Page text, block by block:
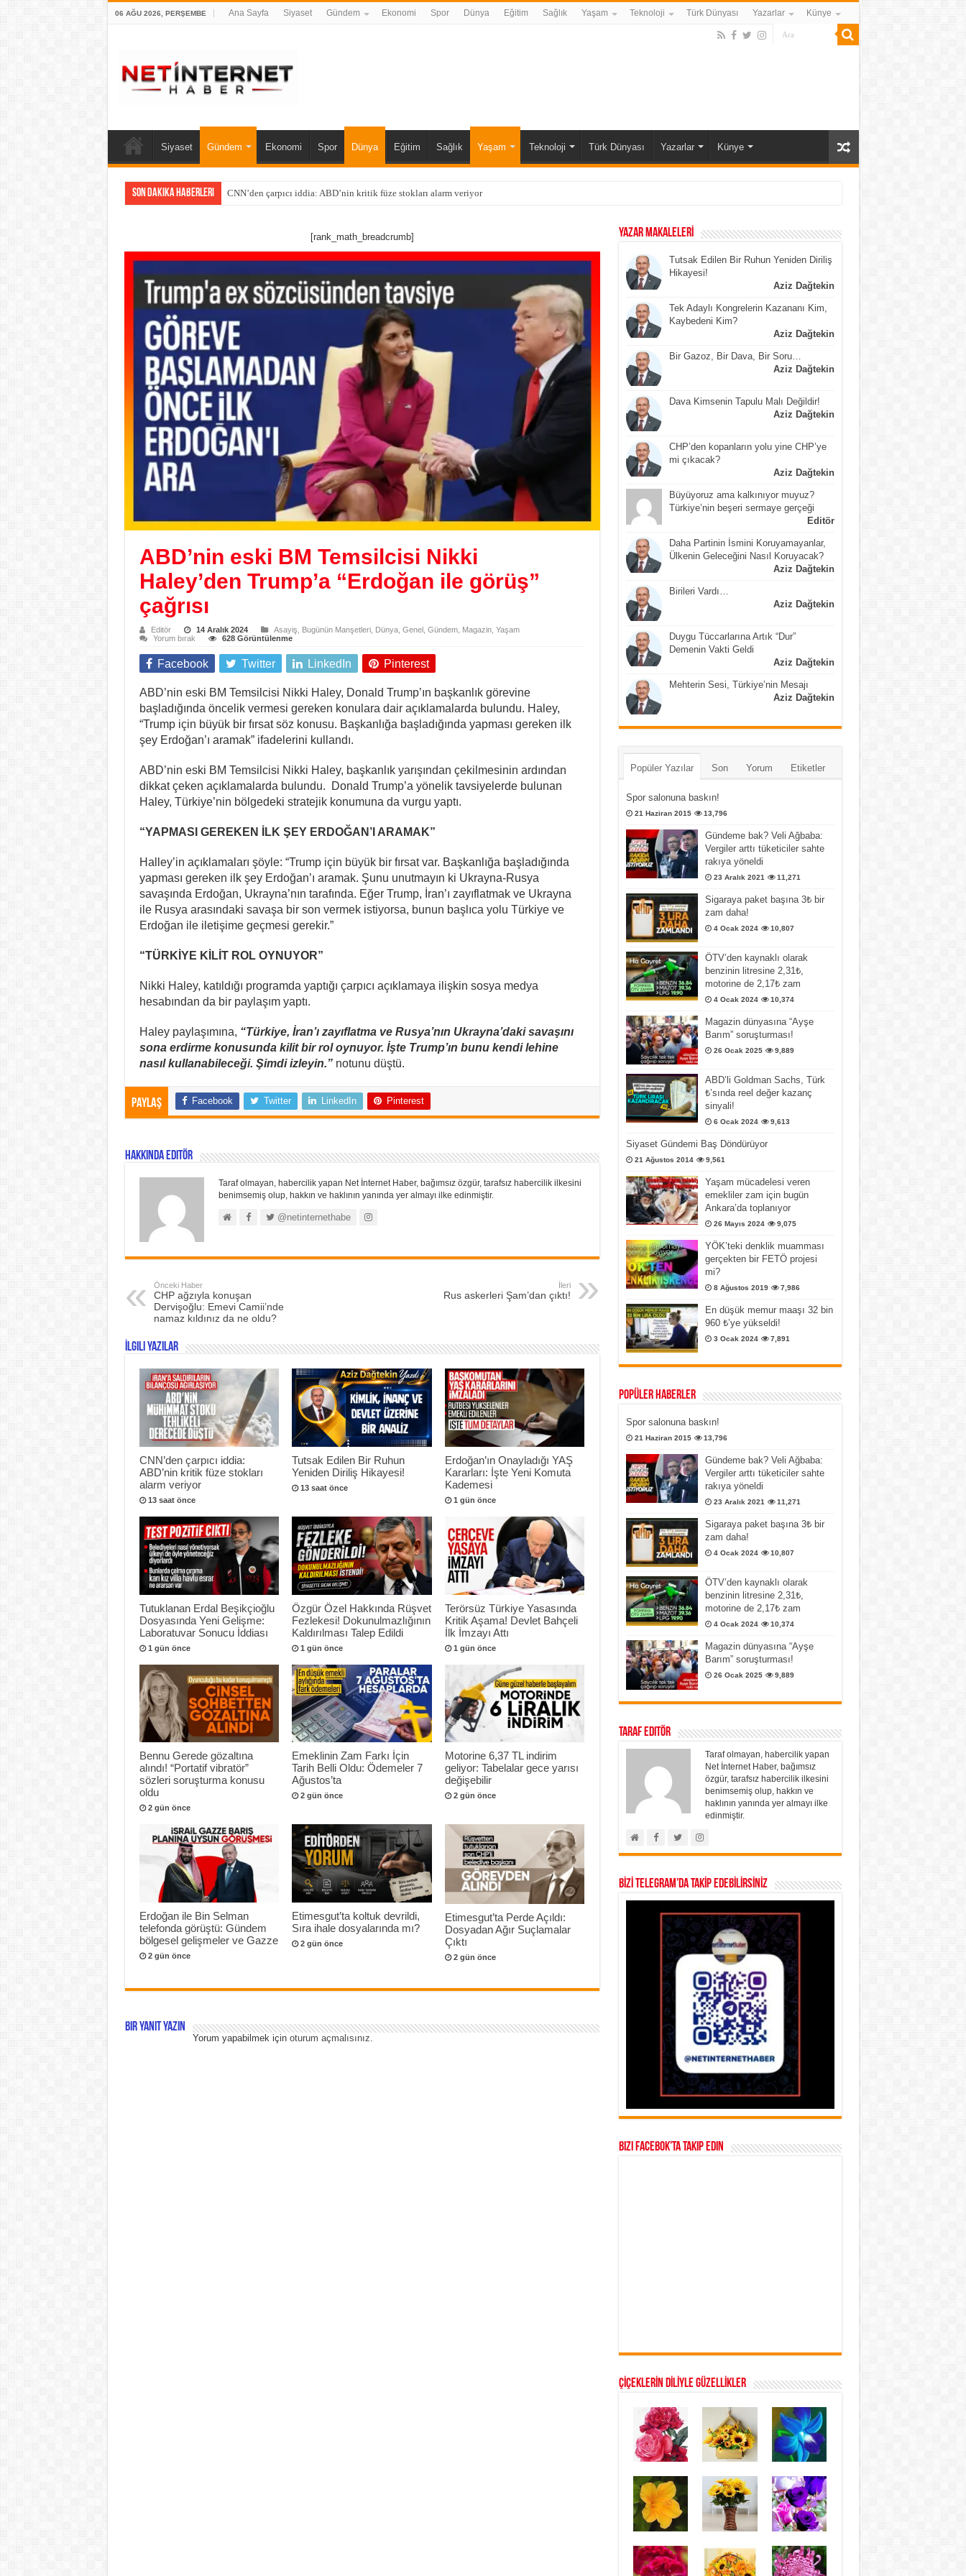
06 AĞU 2026, PERŞEMBE Ana Sayfa Siyaset Gündem Ekonomi Spor Dünya Eğitim Sağlık Yaşam Teknoloji Türk Dünyası Yazarlar Künye
Siyaset Gündem Ekonomi Spor Dünya Eğitim Sağlık Yaşam Teknoloji Türk Dünyası Yazarlar Künye
Son Dakika Haberleri CNN’den çarpıcı iddia: ABD’nin kritik füze stokları alarm veriyor
[rank_math_breadcrumb]
ABD’nin eski BM Temsilcisi Nikki
Haley’den Trump’a “Erdoğan ile görüş”
çağrısı
Editör 14 Aralık 2024 Asayiş Bugünün Manşetleri, Dünya, Genel, Gündem, Magazin, Yaşam
Yorum bırak
628 Görüntülenme
Facebook Twitter LinkedIn Pinterest
ABD’nin eski BM Temsilcisi Nikki Haley, Donald Trump’ın başkanlık görevine
başladığında öncelik vermesi gereken konulara dair açıklamalarda bulundu. Haley,
“Trump için büyük bir fırsat söz konusu. Başkanlığa başladığında yapması gereken ilk
şey Erdoğan’ı aramak” ifadelerini kullandı.
ABD’nin eski BM Temsilcisi Nikki Haley, başkanlık yarışından çekilmesinin ardından
dikkat çeken açıklamalarda bulundu. Donald Trump’a yönelik tavsiyelerde bulunan
Haley, Türkiye’nin bölgedeki stratejik konumuna da vurgu yaptı.
“YAPMASI GEREKEN İLK ŞEY ERDOĞAN’I ARAMAK”
Halley’in açıklamaları şöyle: “Trump için büyük bir fırsat var. Başkanlığa başladığında
yapması gereken ilk şey Erdoğan’ı aramak. Şunu unutmayın ki Ukrayna-Rusya
savaşında Erdoğan, Ukrayna’nın tarafında. Eğer Trump, İran’ı zayıflatmak ve Ukrayna
ile Rusya arasındaki savaşa bir son vermek istiyorsa, bunun başlıca yolu Türkiye ve
Erdoğan ile iletişime geçmesi gerekir.”
“TÜRKİYE KİLİT ROL OYNUYOR”
Nikki Haley, katıldığı programda yaptığı çarpıcı açıklamaya ilişkin sosya medya
hesabından da bir paylaşım yaptı.
Haley paylaşımına, “Türkiye, İran’ı zayıflatma ve Rusya’nın Ukrayna’daki savaşını
sona erdirme konusunda kilit bir rol oynuyor. İşte Trump’ın bunu kendi lehine
nasıl kullanabileceği. Şimdi izleyin.”notunu düştü.
Paylaş Facebook Twitter LinkedIn Pinterest
Hakkında Editör
Taraf olmayan, habercilik yapan Net İnternet Haber, bağımsız özgür, tarafsız habercilik ilkesini
benimsemiş olup, hakkın ve haklının yanında yer almayı ilke edinmiştir.
@netinternethabe
Önceki Haber
CHP ağzıyla konuşan
Dervişoğlu: Emevi Camii’nde
namaz kıldınız da ne oldu?
İleri
Rus askerleri Şam’dan çıktı!
İlgili Yazılar
CNN’den çarpıcı iddia:
ABD’nin kritik füze stokları
alarm veriyor
13 saat önce
Tutsak Edilen Bir Ruhun
Yeniden Diriliş Hikayesi!
13 saat önce
Erdoğan’ın Onayladığı YAŞ
Kararları: İşte Yeni Komuta
Kademesi
1 gün önce
Tutuklanan Erdal Beşikçioğlu
Dosyasında Yeni Gelişme:
Laboratuvar Sonucu İddiası
1 gün önce
Özgür Özel Hakkında Rüşvet
Fezlekesi! Dokunulmazlığının
Kaldırılması Talep Edildi
1 gün önce
Terörsüz Türkiye Yasasında
Kritik Aşama! Devlet Bahçeli
İlk İmzayı Attı
1 gün önce
Bennu Gerede gözaltına
alındı! “Portatif vibratör”
sözleri soruşturma konusu
oldu
2 gün önce
Emeklinin Zam Farkı İçin
Tarih Belli Oldu: Ödemeler 7
Ağustos’ta
2 gün önce
Motorine 6,37 TL indirim
geliyor: Tabelalar gece yarısı
değişebilir
2 gün önce
Erdoğan ile Bin Selman
telefonda görüştü: Gündem
bölgesel gelişmeler ve Gazze
2 gün önce
Etimesgut’ta koltuk devrildi,
Sıra ihale dosyalarında mı?
2 gün önce
Etimesgut’ta Perde Açıldı:
Dosyadan Ağır Suçlamalar
Çıktı
2 gün önce
Bir yanıt yazın
Yorum yapabilmek için oturum açmalısınız.
YAZAR MAKALELERİ
Tutsak Edilen Bir Ruhun Yeniden Diriliş
Hikayesi!
Aziz Dağtekin
Tek Adaylı Kongrelerin Kazananı Kim,
Kaybedeni Kim?
Aziz Dağtekin
Bir Gazoz, Bir Dava, Bir Soru…
Aziz Dağtekin
Dava Kimsenin Tapulu Malı Değildir!
Aziz Dağtekin
CHP’den kopanların yolu yine CHP’ye
mi çıkacak?
Aziz Dağtekin
Büyüyoruz ama kalkınıyor muyuz?
Türkiye’nin beşeri sermaye gerçeği
Editör
Daha Partinin İsmini Koruyamayanlar,
Ülkenin Geleceğini Nasıl Koruyacak?
Aziz Dağtekin
Birileri Vardı…
Aziz Dağtekin
Duygu Tüccarlarına Artık “Dur”
Demenin Vakti Geldi
Aziz Dağtekin
Mehterin Sesi, Türkiye’nin Mesajı
Aziz Dağtekin
Popüler Yazılar Son Yorum Etiketler
Spor salonuna baskın!
21 Haziran 2015 13,796
Gündeme bak? Veli Ağbaba:
Vergiler arttı tüketiciler sahte
rakıya yöneldi
23 Aralık 2021 11,271
Sigaraya paket başına 3₺ bir
zam daha!
4 Ocak 2024 10,807
ÖTV’den kaynaklı olarak
benzinin litresine 2,31₺,
motorine de 2,17₺ zam
4 Ocak 2024 10,374
Magazin dünyasına “Ayşe
Barım” soruşturması!
26 Ocak 2025 9,889
ABD’li Goldman Sachs, Türk
₺’sında reel değer kazanç
sinyali!
6 Ocak 2024 9,613
Siyaset Gündemi Baş Döndürüyor
21 Ağustos 2014 9,561
Yaşam mücadelesi veren
emekliler zam için bugün
Ankara’da toplanıyor
26 Mayıs 2024 9,075
YÖK’teki denklik muamması
gerçekten bir FETÖ projesi
mi?
8 Ağustos 2019 7,986
En düşük memur maaşı 32 bin
960 ₺’ye yükseldi!
3 Ocak 2024 7,891
Popüler Haberler
Spor salonuna baskın!
21 Haziran 2015 13,796
Gündeme bak? Veli Ağbaba:
Vergiler arttı tüketiciler sahte
rakıya yöneldi
23 Aralık 2021 11,271
Sigaraya paket başına 3₺ bir
zam daha!
4 Ocak 2024 10,807
ÖTV’den kaynaklı olarak
benzinin litresine 2,31₺,
motorine de 2,17₺ zam
4 Ocak 2024 10,374
Magazin dünyasına “Ayşe
Barım” soruşturması!
26 Ocak 2025 9,889
Taraf Editör
Taraf olmayan, habercilik yapan
Net İnternet Haber, bağımsız
özgür, tarafsız habercilik ilkesini
benimsemiş olup, hakkın ve
haklının yanında yer almayı ilke
edinmiştir.
BİZİ TELEGRAM’DA TAKİP EDEBİLİRSİNİZ
Bizi Facebok’ta takip edin
ÇİÇEKLERİN DİLİYLE GÜZELLİKLER